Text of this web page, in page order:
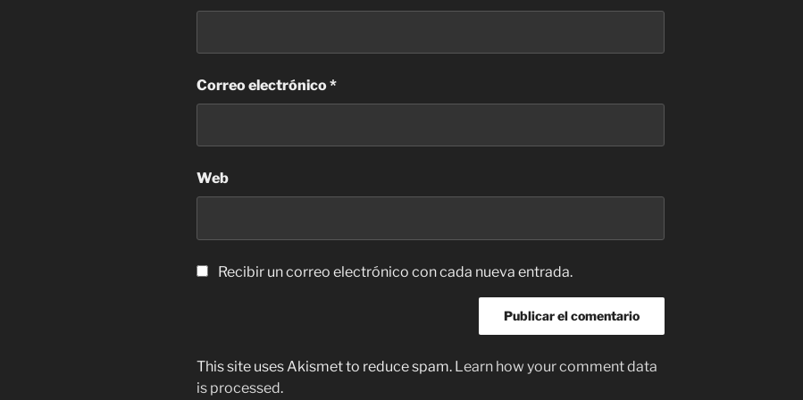
Correo electrónico*
Web
Recibir un correo electrónico con cada nueva entrada.
This site uses Akismet to reduce spam. Learn how your comment data
is processed.